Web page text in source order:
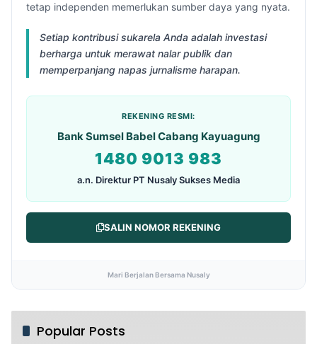
tetap independen memerlukan sumber daya yang nyata.
Setiap kontribusi sukarela Anda adalah investasi
berharga untuk merawat nalar publik dan
memperpanjang napas jurnalisme harapan.
REKENING RESMI:
Bank Sumsel Babel Cabang Kayuagung
1480 9013 983
a.n. Direktur PT Nusaly Sukses Media
SALIN NOMOR REKENING
Mari Berjalan Bersama Nusaly
Popular Posts